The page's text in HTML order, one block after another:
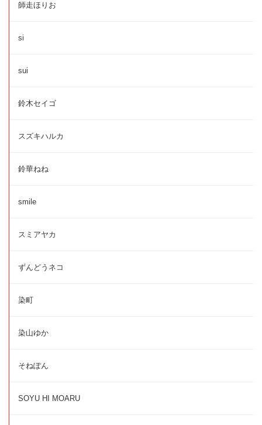
師走ほりお
si
sui
鈴木セイゴ
スズキハルカ
鈴華ねね
smile
スミアヤカ
ずんどうネコ
染町
染山ゆか
そねぽん
SOYU HI MOARU